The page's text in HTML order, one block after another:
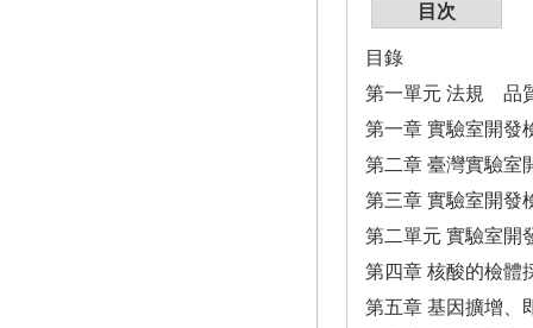
目次
目錄
第一單元 法規 品
第一章 實驗室開發
第二章 臺灣實驗室
第三章 實驗室開發
第二單元 實驗室開
第四章 核酸的檢體
第五章 基因擴增、